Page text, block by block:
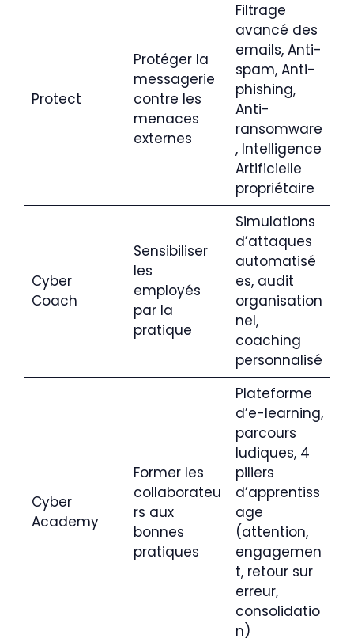
Protect
Protéger la
messagerie
contre les
menaces
externes
Filtrage
avancé des
emails, Anti-
spam, Anti-
phishing,
Anti-
ransomware
, Intelligence
Artificielle
propriétaire
Cyber
Coach
Sensibiliser
les
employés
par la
pratique
Simulations
d’attaques
automatisé
es, audit
organisation
nel,
coaching
personnalisé
Cyber
Academy
Former les
collaborateu
rs aux
bonnes
pratiques
Plateforme
d’e-learning,
parcours
ludiques, 4
piliers
d’apprentiss
age
(attention,
engagemen
t, retour sur
erreur,
consolidatio
n)